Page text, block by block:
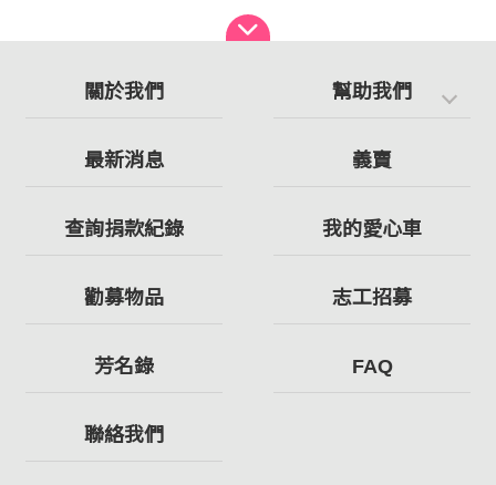
關於我們 幫助我們
最新消息 義賣
查詢捐款紀錄 我的愛心車
勸募物品 志工招募
芳名錄 FAQ
聯絡我們